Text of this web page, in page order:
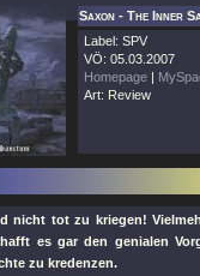
Saxon - The Inner
Label: SPV
VÖ: 05.03.2007
Homepage |
Art: Review
nicht tot zu kriegen!
es gar den genialen
zu kredenzen.